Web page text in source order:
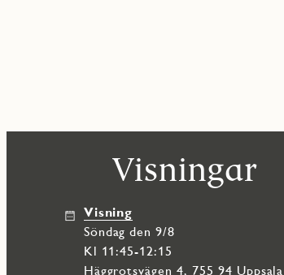
arbetsbänk med diskho. Här finns även huset
med vänner. Köket har en modern inredning
med en matchande bakkantslist. En LED-list
Väggskåpen är handtagslösa för en stilren och
diskmaskin. Kyl och frys i rostfritt stål från
Du har stora möjligheter att sätta din egen
Visningar
Visning
söndag den 9/8
Kl 11:45-12:15
Häggrotsvägen 4, 755 94 Uppsala